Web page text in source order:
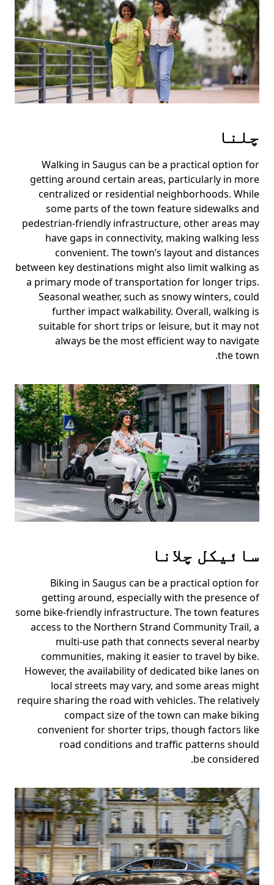
the
escape
button
to
close
the
calendar.
چلنا
Walking in Saugus can be a practical option for
getting around certain areas, particularly in more
centralized or residential neighborhoods. While
some parts of the town feature sidewalks and
pedestrian-friendly infrastructure, other areas may
have gaps in connectivity, making walking less
convenient. The town’s layout and distances
between key destinations might also limit walking as
a primary mode of transportation for longer trips.
Seasonal weather, such as snowy winters, could
further impact walkability. Overall, walking is
suitable for short trips or leisure, but it may not
always be the most efficient way to navigate
the town.
سائیکل چلانا
Biking in Saugus can be a practical option for
getting around, especially with the presence of
some bike-friendly infrastructure. The town features
access to the Northern Strand Community Trail, a
multi-use path that connects several nearby
communities, making it easier to travel by bike.
However, the availability of dedicated bike lanes on
local streets may vary, and some areas might
require sharing the road with vehicles. The relatively
compact size of the town can make biking
convenient for shorter trips, though factors like
road conditions and traffic patterns should
be considered.